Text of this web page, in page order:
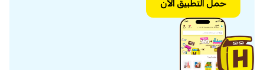
حمل التطبيق الآن